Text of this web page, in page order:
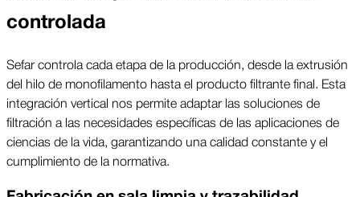
controlada
Sefar controla cada etapa de la producción, desde la extrusión
del hilo de monofilamento hasta el producto filtrante final. Esta
integración vertical nos permite adaptar las soluciones de
filtración a las necesidades específicas de las aplicaciones de
ciencias de la vida, garantizando una calidad constante y el
cumplimiento de la normativa.